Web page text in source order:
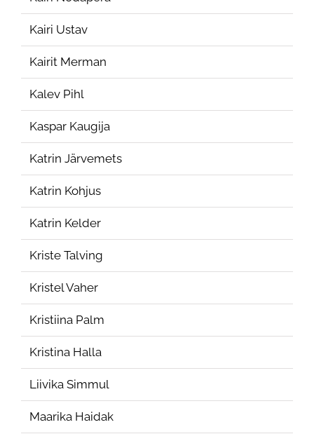
Kairi Ustav
Kairit Merman
Kalev Pihl
Kaspar Kaugija
Katrin Järvemets
Katrin Kohjus
Katrin Kelder
Kriste Talving
Kristel Vaher
Kristiina Palm
Kristina Halla
Liivika Simmul
Maarika Haidak